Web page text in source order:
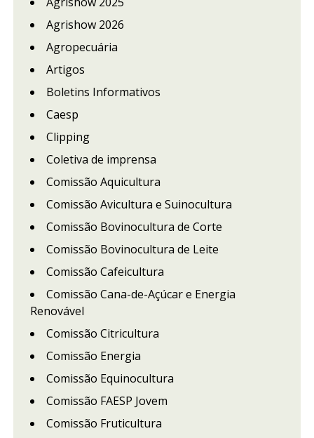
Agrishow 2026
Agropecuária
Artigos
Boletins Informativos
Caesp
Clipping
Coletiva de imprensa
Comissão Aquicultura
Comissão Avicultura e Suinocultura
Comissão Bovinocultura de Corte
Comissão Bovinocultura de Leite
Comissão Cafeicultura
Comissão Cana-de-Açúcar e Energia
Renovável
Comissão Citricultura
Comissão Energia
Comissão Equinocultura
Comissão FAESP Jovem
Comissão Fruticultura